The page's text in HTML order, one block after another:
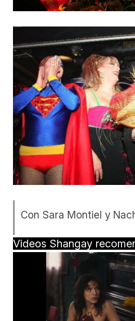
Con Sara Montiel y
Videos Shangay